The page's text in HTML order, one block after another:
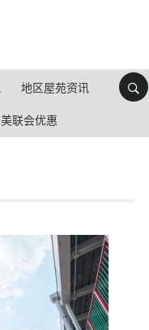
地区屋苑资讯
美联会优惠